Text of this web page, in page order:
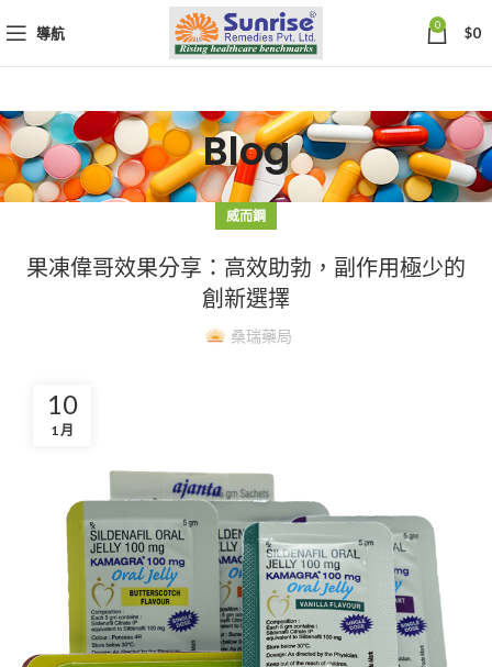
導航 0 $0
Blog
威而鋼
果凍偉哥效果分享：高效助勃，副作用極少的
創新選擇
桑瑞藥局
10
1 月